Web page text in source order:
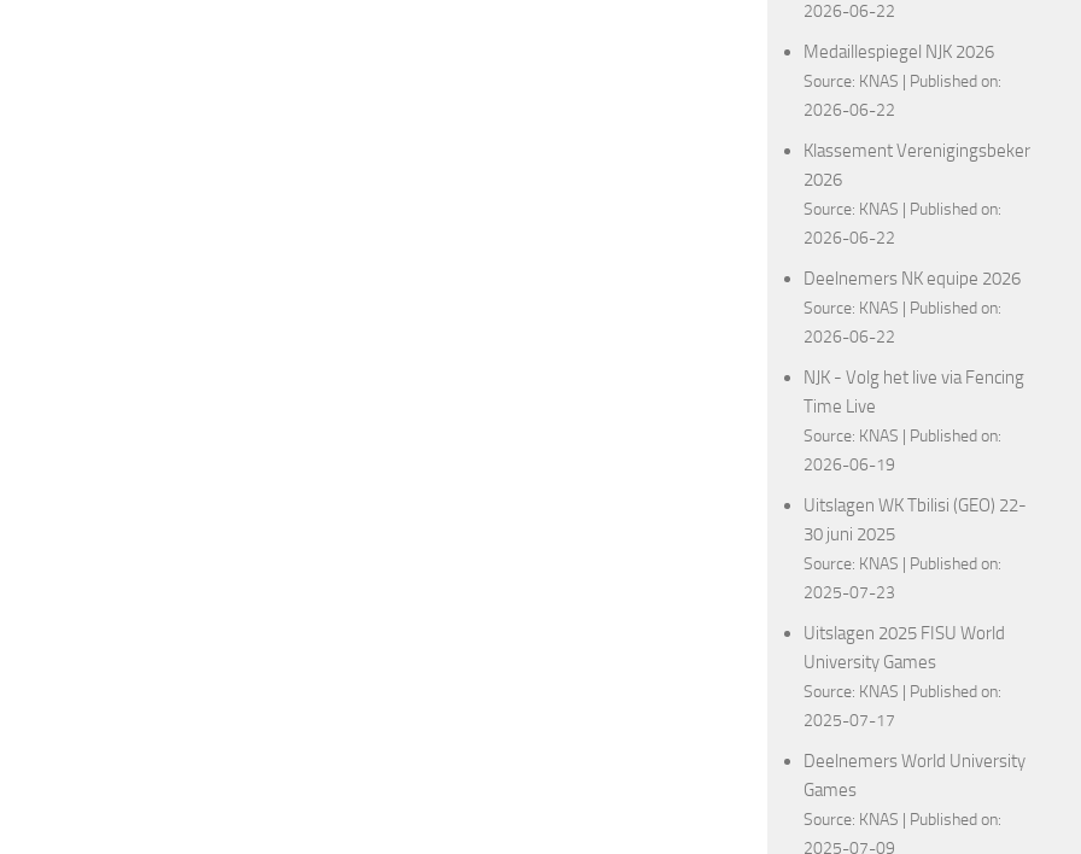
2026-06-22
Medaillespiegel NJK 2026
Source: KNAS
Published on:
2026-06-22
Klassement Verenigingsbeker
2026
Source: KNAS
Published on:
2026-06-22
Deelnemers NK equipe 2026
Source: KNAS
Published on:
2026-06-22
NJK - Volg het live via Fencing
Time Live
Source: KNAS
Published on:
2026-06-19
Uitslagen WK Tbilisi (GEO) 22-
30 juni 2025
Source: KNAS
Published on:
2025-07-23
Uitslagen 2025 FISU World
University Games
Source: KNAS
Published on:
2025-07-17
Deelnemers World University
Games
Source: KNAS
Published on:
2025-07-09